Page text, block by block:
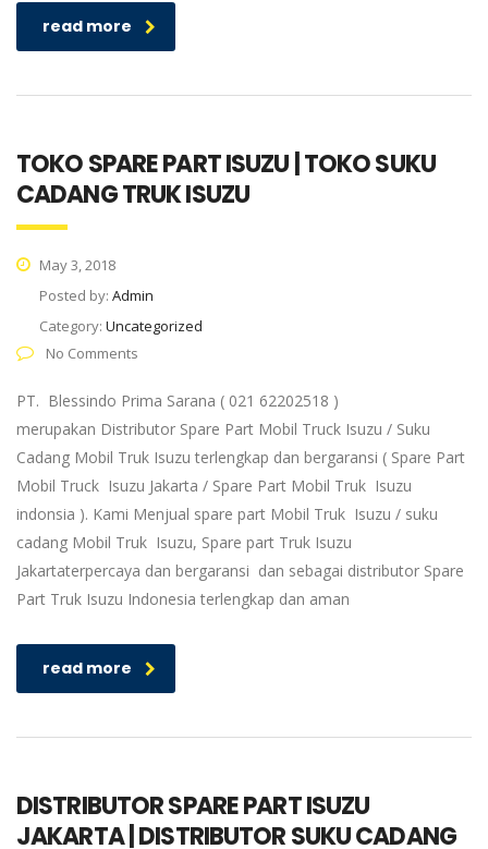
read more
TOKO SPARE PART ISUZU | TOKO SUKU
CADANG TRUK ISUZU
May 3, 2018
Posted by: Admin
Category: Uncategorized
No Comments
PT. Blessindo Prima Sarana ( 021 62202518 )
merupakan Distributor Spare Part Mobil Truck Isuzu / Suku
Cadang Mobil Truk Isuzu terlengkap dan bergaransi ( Spare Part
Mobil Truck Isuzu Jakarta / Spare Part Mobil Truk Isuzu
indonsia ). Kami Menjual spare part Mobil Truk Isuzu / suku
cadang Mobil Truk Isuzu, Spare part Truk Isuzu
Jakartaterpercaya dan bergaransi dan sebagai distributor Spare
Part Truk Isuzu Indonesia terlengkap dan aman
read more
DISTRIBUTOR SPARE PART ISUZU
JAKARTA | DISTRIBUTOR SUKU CADANG